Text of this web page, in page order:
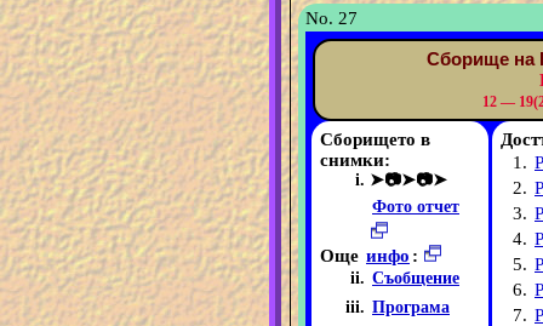
No. 27
Сборище на
12 —
Сборището в
снимки:
➤📷➤📷➤
Фото отчет
Още инфо :
Съобщение
Програма
1.
2.
3.
4.
5.
6.
7.